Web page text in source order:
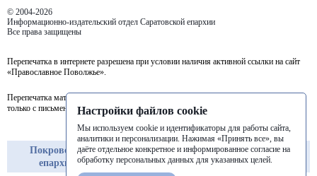
© 2004-2026
Информационно-издательский отдел Саратовской епархии
Все права защищены
Перепечатка в интернете разрешена при условии наличия активной ссылки на сайт
«Православное Поволжье».
Перепечатка материалов портала в печатных изданиях (книгах, прессе) возможна
только с письменного разрешения редакции.
Покровская
епархия
Балашовская
епархия
Балаковская
епархия
Настройки файлов cookie
Мы используем cookie и идентификаторы для работы сайта,
аналитики и персонализации. Нажимая «Принять все», вы
даёте отдельное конкретное и информированное согласие на
обработку персональных данных для указанных целей.